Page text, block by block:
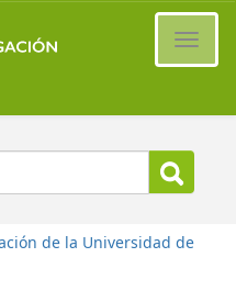
de la Universidad de